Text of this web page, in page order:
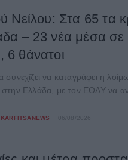
Νείλου: Στα 65 τα
– 23 νέα μέσα σε
6 θάνατοι
συνεχίζει να καταγράφει η
στην Ελλάδα, με τον ΕΟΔΥ να
KARFITSANEWS